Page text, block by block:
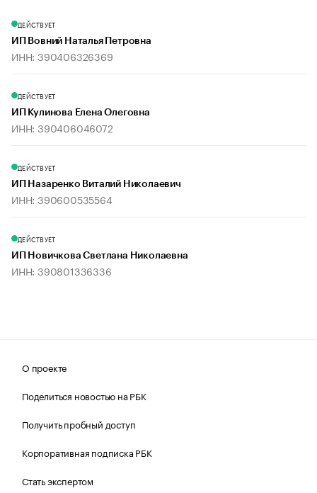
ДЕЙСТВУЕТ
ИП Вовний Наталья Петровна
ИНН: 390406326369
ДЕЙСТВУЕТ
ИП Кулинова Елена Олеговна
ИНН: 390406046072
ДЕЙСТВУЕТ
ИП Назаренко Виталий Николаевич
ИНН: 390600535564
ДЕЙСТВУЕТ
ИП Новичкова Светлана Николаевна
ИНН: 390801336336
О проекте
Поделиться новостью на РБК
Получить пробный доступ
Корпоративная подписка РБК
Стать экспертом